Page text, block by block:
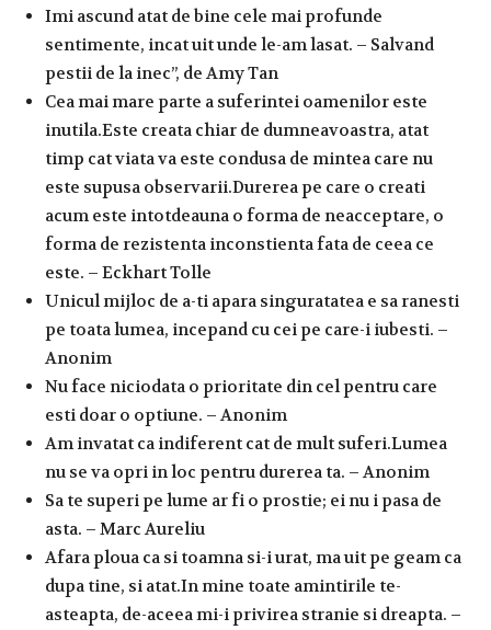
Imi ascund atat de bine cele mai profunde
sentimente, incat uit unde le-am lasat. – Salvand
pestii de la inec”, de Amy Tan
Cea mai mare parte a suferintei oamenilor este
inutila.Este creata chiar de dumneavoastra, atat
timp cat viata va este condusa de mintea care nu
este supusa observarii.Durerea pe care o creati
acum este intotdeauna o forma de neacceptare, o
forma de rezistenta inconstienta fata de ceea ce
este. – Eckhart Tolle
Unicul mijloc de a-ti apara singuratatea e sa ranesti
pe toata lumea, incepand cu cei pe care-i iubesti. –
Anonim
Nu face niciodata o prioritate din cel pentru care
esti doar o optiune. – Anonim
Am invatat ca indiferent cat de mult suferi.Lumea
nu se va opri in loc pentru durerea ta. – Anonim
Sa te superi pe lume ar fi o prostie; ei nu i pasa de
asta. – Marc Aureliu
Afara ploua ca si toamna si-i urat, ma uit pe geam ca
dupa tine, si atat.In mine toate amintirile te-
asteapta, de-aceea mi-i privirea stranie si dreapta. –